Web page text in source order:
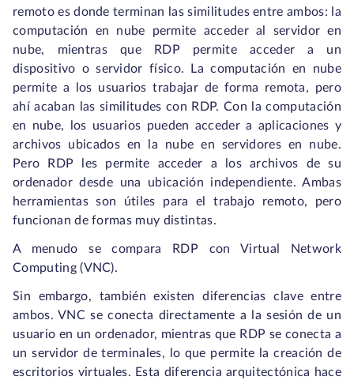
remoto es donde terminan las similitudes entre ambos: la
computación en nube permite acceder al servidor en
nube, mientras que RDP permite acceder a un
dispositivo o servidor físico. La computación en nube
permite a los usuarios trabajar de forma remota, pero
ahí acaban las similitudes con RDP. Con la computación
en nube, los usuarios pueden acceder a aplicaciones y
archivos ubicados en la nube en servidores en nube.
Pero RDP les permite acceder a los archivos de su
ordenador desde una ubicación independiente. Ambas
herramientas son útiles para el trabajo remoto, pero
funcionan de formas muy distintas.
A menudo se compara RDP con Virtual Network
Computing (VNC).
Sin embargo, también existen diferencias clave entre
ambos. VNC se conecta directamente a la sesión de un
usuario en un ordenador, mientras que RDP se conecta a
un servidor de terminales, lo que permite la creación de
escritorios virtuales. Esta diferencia arquitectónica hace